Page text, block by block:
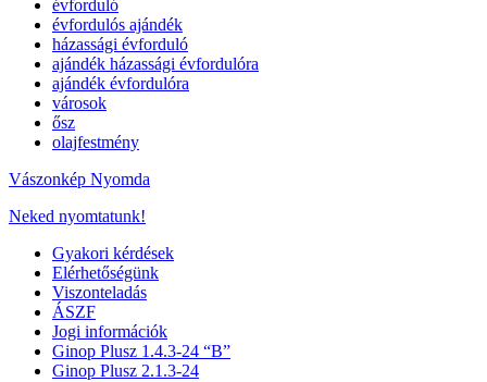
évforduló
évfordulós ajándék
házassági évforduló
ajándék házassági évfordulóra
ajándék évfordulóra
városok
ősz
olajfestmény
Vászonkép Nyomda
Neked nyomtatunk!
Gyakori kérdések
Elérhetőségünk
Viszonteladás
ÁSZF
Jogi információk
Ginop Plusz 1.4.3-24 “B”
Ginop Plusz 2.1.3-24